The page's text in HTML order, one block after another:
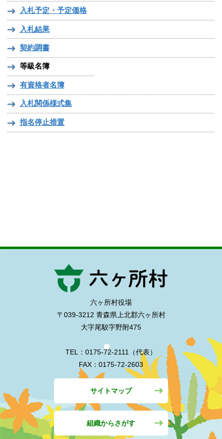
入札予定・予定価格
入札結果
契約調書
等級名簿
有資格者名簿
入札関係様式集
指名停止措置
六ヶ所村役場
〒039-3212 青森県上北郡六ヶ所村
大字尾駮字野附475
TEL：0175-72-2111（代表）
FAX：0175-72-2603
サイトマップ
組織からさがす